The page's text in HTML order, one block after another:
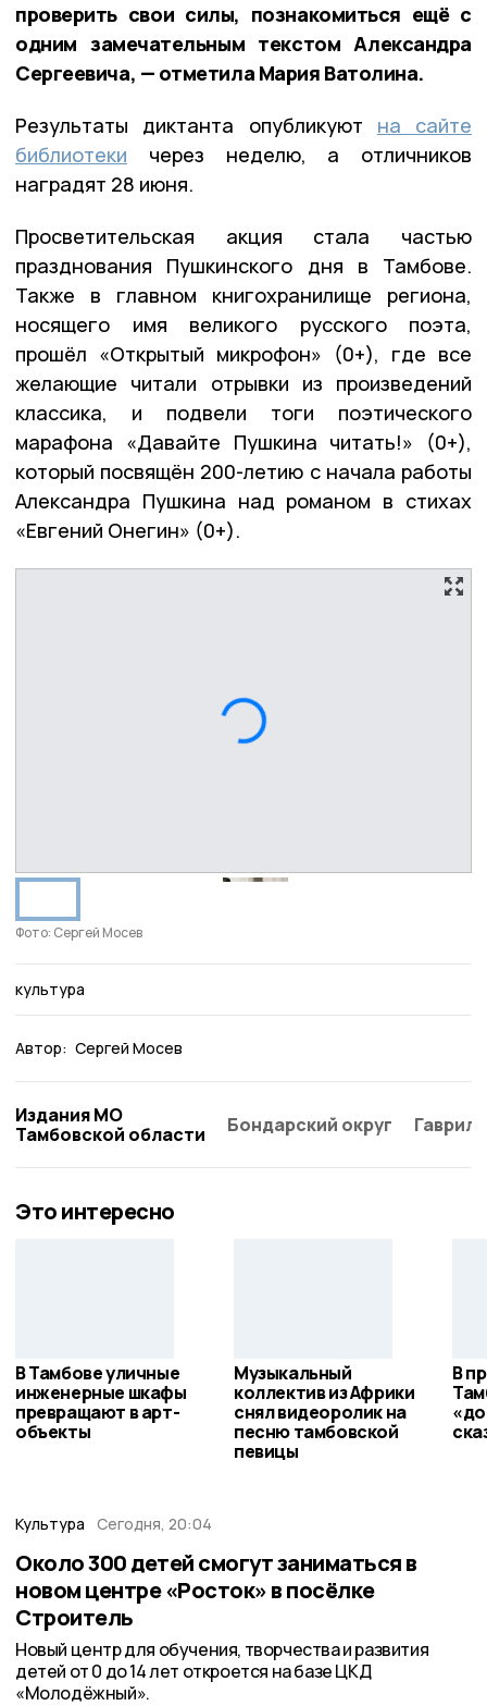
проверить свои силы, познакомиться ещё с
одним замечательным текстом Александра
Сергеевича, — отметила Мария Ватолина.
Результаты диктанта опубликуют на сайте
библиотеки через неделю, а отличников
наградят 28 июня.
Просветительская акция стала частью
празднования Пушкинского дня в Тамбове.
Также в главном книгохранилище региона,
носящего имя великого русского поэта,
прошёл «Открытый микрофон» (0+), где все
желающие читали отрывки из произведений
классика, и подвели тоги поэтического
марафона «Давайте Пушкина читать!» (0+),
который посвящён 200-летию с начала работы
Александра Пушкина над романом в стихах
«Евгений Онегин» (0+).
Фото: Сергей Мосев
культура
Автор: Сергей Мосев
Издания МО
Тамбовской области
Бондарский округ
Это интересно
В Тамбове уличные
инженерные шкафы
превращают в арт-
объекты
Музыкальный
коллектив из Африки
снял видеоролик на
песню тамбовской
певицы
В
Культура Сегодня, 20:04
Около 300 детей смогут заниматься в
новом центре «Росток» в посёлке
Строитель
Новый центр для обучения, творчества и развития
детей от 0 до 14 лет откроется на базе ЦКД
«Молодёжный».